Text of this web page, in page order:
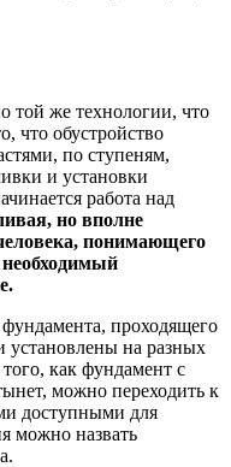
той же технологии, что
что обустройство
по ступеням,
и установки
работа над
но вполне
понимающего
проходящего
установлены на разных
как фундамент с
можно переходить к
доступными для
можно назвать